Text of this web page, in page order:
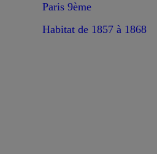
Paris 9ème
Habitat de 1857 à 1868